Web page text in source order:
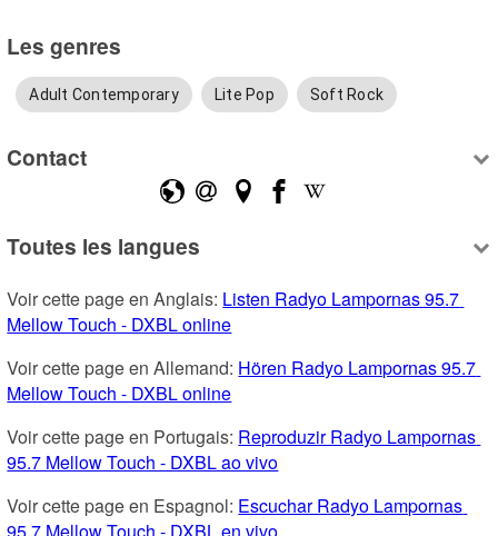
Les genres
Adult Contemporary Lite Pop Soft Rock
Contact
Toutes les langues
Voir cette page en Anglais: Listen Radyo Lampornas 95.7
Mellow Touch - DXBL online
Voir cette page en Allemand: Hören Radyo Lampornas 95.7
Mellow Touch - DXBL online
Voir cette page en Portugais: Reproduzir Radyo Lampornas
95.7 Mellow Touch - DXBL ao vivo
Voir cette page en Espagnol: Escuchar Radyo Lampornas
95.7 Mellow Touch - DXBL en vivo